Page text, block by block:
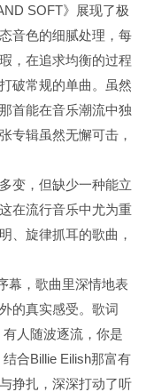
SOFT》展现了极
音色的细腻处理，每
，在追求均衡的过程
破常规的单曲。虽然
首能在音乐潮流中独
专辑虽然无懈可击，
变，但缺少一种能立
在流行音乐中尤为重
、旋律抓耳的歌曲，
幕，歌曲里深情地表
的真实感受。歌词
人随波逐流，你是
合Billie Eilish那富有
挣扎，深深打动了听